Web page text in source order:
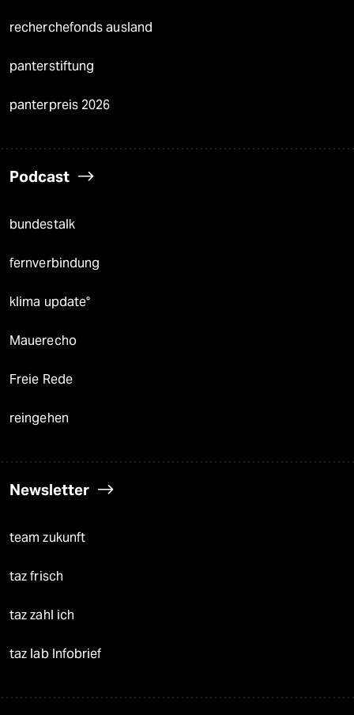
recherchefonds ausland
panterstiftung
panterpreis 2026
Podcast
bundestalk
fernverbindung
klima update°
Mauerecho
Freie Rede
reingehen
Newsletter
team zukunft
taz frisch
taz zahl ich
taz lab Infobrief